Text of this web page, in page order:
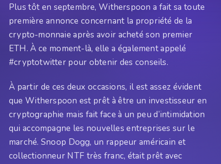
Plus tôt en septembre, Witherspoon a fait sa toute
première annonce concernant la propriété de la
crypto-monnaie après avoir acheté son premier
ETH. À ce moment-là, elle a également appelé
#cryptotwitter pour obtenir des conseils.
À partir de ces deux occasions, il est assez évident
que Witherspoon est prêt à être un investisseur en
cryptographie mais fait face à un peu d’intimidation
qui accompagne les nouvelles entreprises sur le
marché. Snoop Dogg, un rappeur américain et
collectionneur NTF très franc, était prêt avec